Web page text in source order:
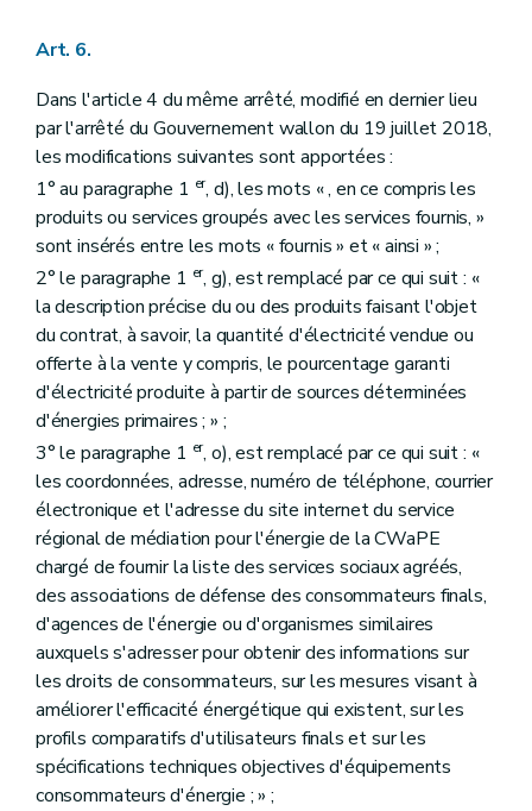
Art. 6.
Dans l'article 4 du même arrêté, modifié en dernier lieu
par l'arrêté du Gouvernement wallon du 19 juillet 2018,
les modifications suivantes sont apportées :
1° au paragraphe 1 er, d), les mots « , en ce compris les
produits ou services groupés avec les services fournis, »
sont insérés entre les mots « fournis » et « ainsi » ;
2° le paragraphe 1 er, g), est remplacé par ce qui suit : «
la description précise du ou des produits faisant l'objet
du contrat, à savoir, la quantité d'électricité vendue ou
offerte à la vente y compris, le pourcentage garanti
d'électricité produite à partir de sources déterminées
d'énergies primaires ; » ;
3° le paragraphe 1 er, o), est remplacé par ce qui suit : «
les coordonnées, adresse, numéro de téléphone, courrier
électronique et l'adresse du site internet du service
régional de médiation pour l'énergie de la CWaPE
chargé de fournir la liste des services sociaux agréés,
des associations de défense des consommateurs finals,
d'agences de l'énergie ou d'organismes similaires
auxquels s'adresser pour obtenir des informations sur
les droits de consommateurs, sur les mesures visant à
améliorer l'efficacité énergétique qui existent, sur les
profils comparatifs d'utilisateurs finals et sur les
spécifications techniques objectives d'équipements
consommateurs d'énergie ; » ;